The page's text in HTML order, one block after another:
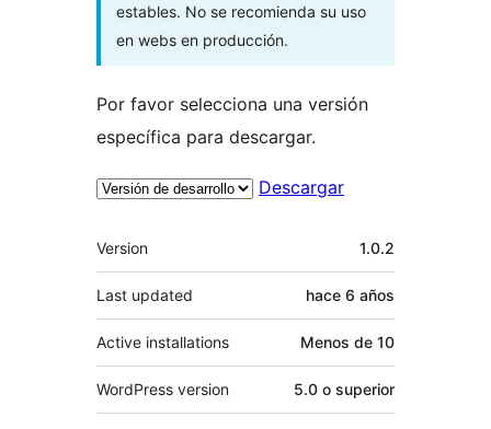
estables. No se recomienda su uso
en webs en producción.
Por favor selecciona una versión
específica para descargar.
Descargar
Meta
Version 1.0.2
Last updated hace 6 años
Active installations Menos de 10
WordPress version 5.0 o superior